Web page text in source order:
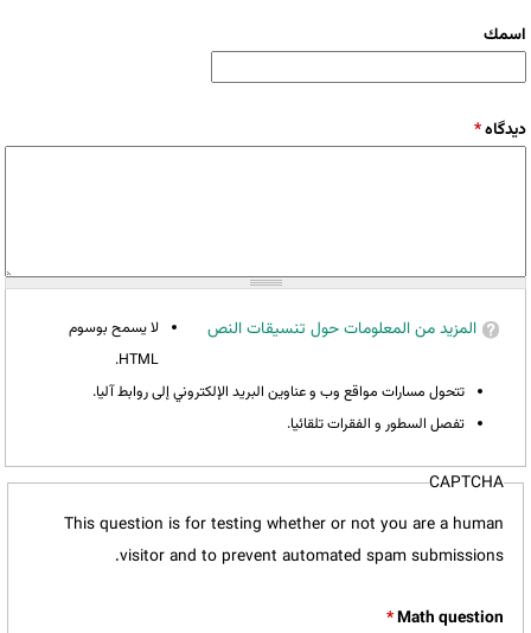
‏اسمك ‏
‏دیدگاه ‏*
المزيد من المعلومات حول تنسيقات النص
لا يسمح بوسوم
HTML.
تتحول مسارات مواقع وب و عناوين البريد الإلكتروني إلى روابط آليا.
تفصل السطور و الفقرات تلقائيا.
CAPTCHA
This question is for testing whether or not you are a human
visitor and to prevent automated spam submissions.
*